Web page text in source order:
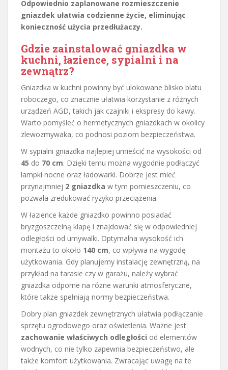
Odpowiednio zaplanowane rozmieszczenie
gniazdek ułatwia codzienne życie, eliminując
konieczność użycia przedłużaczy.
Gdzie zainstalować gniazdka w
kuchni, łazience, sypialni i na
zewnątrz?
Gniazdka w kuchni powinny być ulokowane blisko blatu
roboczego, co znacznie ułatwia korzystanie z różnych
urządzeń AGD, takich jak czajniki i ekspresy do kawy.
Warto pomyśleć o hermetycznych gniazdkach w okolicy
zlewozmywaka, co podnosi poziom bezpieczeństwa.
W sypialni gniazdka najlepiej umieścić na wysokości od
45 do 70 cm. Dzięki temu można wygodnie podłączyć
lampki nocne oraz ładowarki. Dobrze jest mieć
przynajmniej 2 gniazdka w tym pomieszczeniu, co
pozwala zredukować ryzyko przeciążenia.
W łazience każde gniazdko powinno posiadać
bryzgoszczelną klapę i znajdować się w odpowiedniej
odległości od umywalki. Optymalna wysokość ich
montażu to około 140 cm, co wpływa na wygodę
użytkowania. Gdy planujemy instalację zewnętrzną, na
przykład na tarasie czy w garażu, należy wybrać
gniazdka odporne na różne warunki atmosferyczne,
które także spełniają normy bezpieczeństwa.
Dobry plan gniazdek zewnętrznych ułatwia podłączanie
sprzętu ogrodowego oraz oświetlenia. Ważne jest
zachowanie właściwych odległości od elementów
wodnych, co nie tylko zapewnia bezpieczeństwo, ale
także komfort użytkowania. Zwracając uwagę na te